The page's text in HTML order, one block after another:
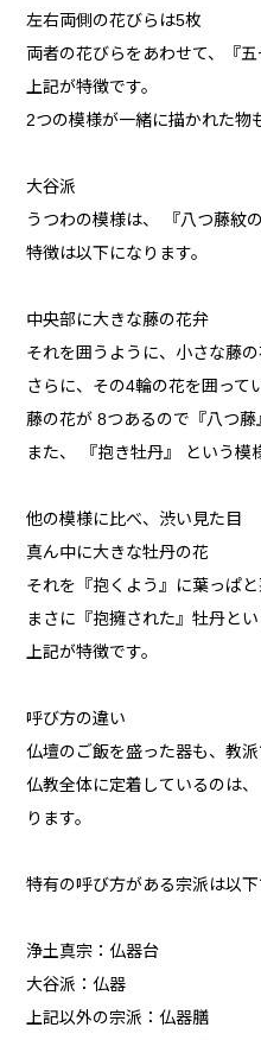
左右両側の花びらは5枚
両者の花びらをあわせて、『
上記が特徴です。
2つの模様が一緒に描かれた物
大谷派
うつわの模様は、 『八つ藤紋
特徴は以下になります。
中央部に大きな藤の花弁
それを囲うように、小さな藤
さらに、その4輪の花を囲って
藤の花が 8つあるので『八つ藤
また、 『抱き牡丹』 という模
他の模様に比べ、渋い見た目
真ん中に大きな牡丹の花
それを『抱くよう』に葉っぱ
まさに『抱擁された』牡丹とい
上記が特徴です。
呼び方の違い
仏壇のご飯を盛った器も、教派
仏教全体に定着しているのは
ります。
特有の呼び方がある宗派は以下
浄土真宗：仏器台
大谷派：仏器
上記以外の宗派：仏器膳